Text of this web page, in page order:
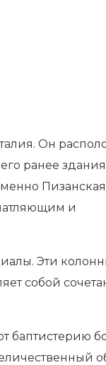
Он
ранее
и
Эти
собой
баптистерию